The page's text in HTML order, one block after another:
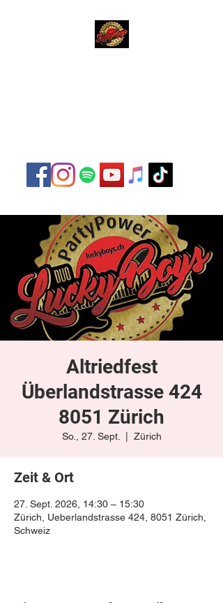
Altriedfest
Überlandstrasse 424
8051 Zürich
So., 27. Sept. Zürich
Zeit & Ort
27. Sept. 2026, 14:30 – 15:30
Zürich, Ueberlandstrasse 424, 8051 Zürich,
Schweiz